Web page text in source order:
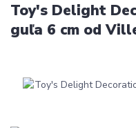
Toy's Delight
guľa 6 cm od